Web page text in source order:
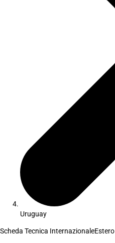
Uruguay
Scheda Tecnica InternazionaleEstero